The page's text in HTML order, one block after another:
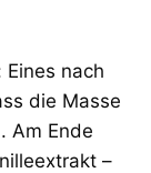
nach
die Masse
Am Ende
–